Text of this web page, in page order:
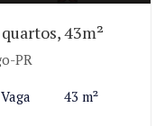
43m²
PR
43 m²